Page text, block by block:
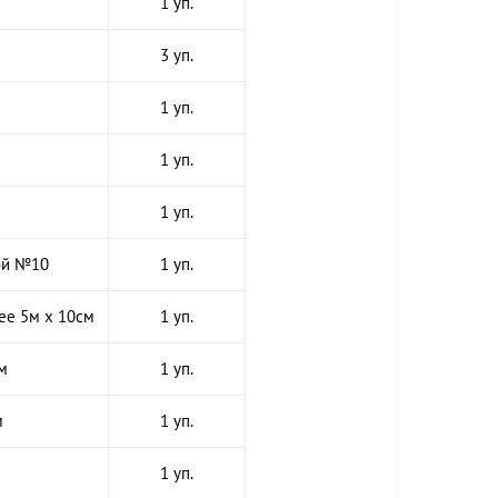
3 уп.
1 уп.
1 уп.
1 уп.
№10 1 уп.
5м х 10см 1 уп.
1 уп.
1 уп.
1 уп.